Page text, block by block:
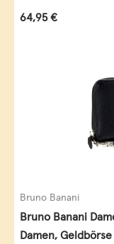
Regulärer Preis:
64,95 €
Bruno Banani
Bruno Banani
Damen,